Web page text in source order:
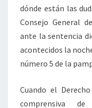
dónde están las
Consejo General
ante la sentencia
acontecidos la
número 5 de la
Cuando el
comprensiva